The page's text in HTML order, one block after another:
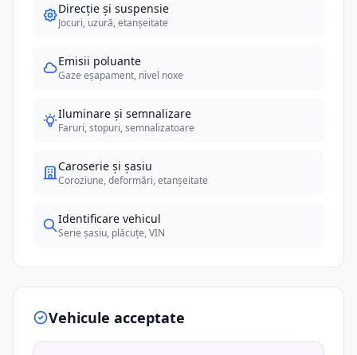
Direcție și suspensie
Jocuri, uzură, etanșeitate
Emisii poluante
Gaze eșapament, nivel noxe
Iluminare și semnalizare
Faruri, stopuri, semnalizatoare
Caroserie și șasiu
Coroziune, deformări, etanșeitate
Identificare vehicul
Serie șasiu, plăcuțe, VIN
Vehicule acceptate